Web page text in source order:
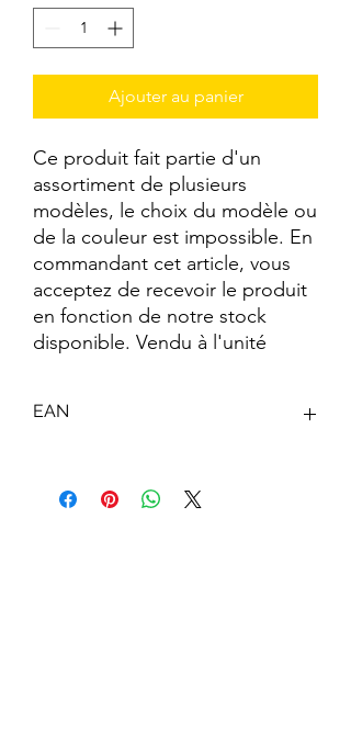
Ajouter au panier
Ce produit fait partie d'un
assortiment de plusieurs
modèles, le choix du modèle ou
de la couleur est impossible. En
commandant cet article, vous
acceptez de recevoir le produit
en fonction de notre stock
disponible. Vendu à l'unité
EAN